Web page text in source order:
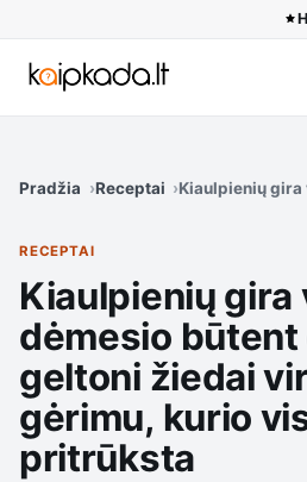
Pradžia Receptai Kiaulpienių
RECEPTAI
Kiaulpienių gira
dėmesio būtent
geltoni žiedai
gėrimu, kurio
pritrūksta